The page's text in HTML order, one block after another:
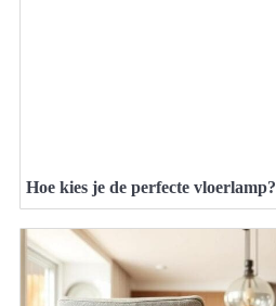
Hoe kies je de perfecte vloerlamp?